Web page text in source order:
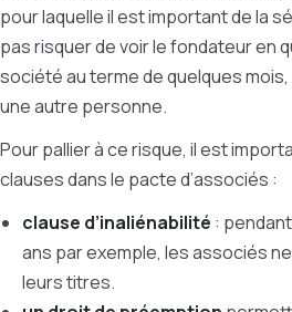
pour laquelle il est important de la
pas risquer de voir le fondateur en
société au terme de quelques
une autre personne.
Pour pallier à ce risque, il est
clauses dans le pacte d’associés :
clause d’inaliénabilité :
ans par exemple, les associés
leurs titres.